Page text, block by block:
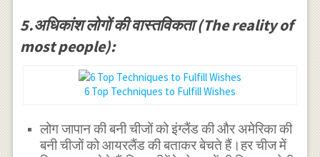
5.अधिकांश लोगों की वास्तविकता (The reality of
most people):
6 Top Techniques to Fulfill Wishes
लोग जापान की बनी चीजों को इंग्लैंड की और अमेरिका की
बनी चीजों को आयरलैंड की बताकर बेचते हैं।हर चीज में